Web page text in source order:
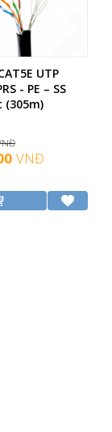
UTP
- PE – SS
(305m)
VNĐ